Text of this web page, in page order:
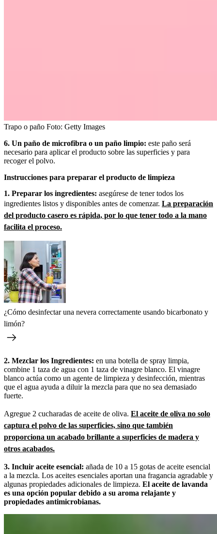
Trapo o paño Foto: Getty Images
6. Un paño de microfibra o un paño limpio: este paño será
necesario para aplicar el producto sobre las superficies y para
recoger el polvo.
Instrucciones para preparar el producto de limpieza
1. Preparar los ingredientes: asegúrese de tener todos los
ingredientes listos y disponibles antes de comenzar. La preparación
del producto casero es rápida, por lo que tener todo a la mano
facilita el proceso.
¿Cómo desinfectar una nevera correctamente usando bicarbonato y
limón?
2. Mezclar los Ingredientes: en una botella de spray limpia,
combine 1 taza de agua con 1 taza de vinagre blanco. El vinagre
blanco actúa como un agente de limpieza y desinfección, mientras
que el agua ayuda a diluir la mezcla para que no sea demasiado
fuerte.
Agregue 2 cucharadas de aceite de oliva. El aceite de oliva no solo
captura el polvo de las superficies, sino que también
proporciona un acabado brillante a superficies de madera y
otros acabados.
3. Incluir aceite esencial: añada de 10 a 15 gotas de aceite esencial
a la mezcla. Los aceites esenciales aportan una fragancia agradable y
algunas propiedades adicionales de limpieza. El aceite de lavanda
es una opción popular debido a su aroma relajante y
propiedades antimicrobianas.